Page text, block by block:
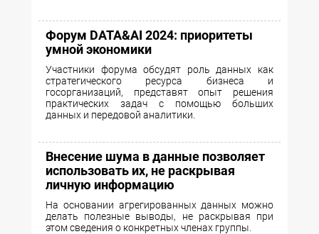
Форум DATA&AI 2024: приоритеты
умной экономики
Участники форума обсудят роль данных как
стратегического ресурса бизнеса и
госорганизаций, представят опыт решения
практических задач с помощью больших
данных и передовой аналитики.
Внесение шума в данные позволяет
использовать их, не раскрывая
личную информацию
На основании агрегированных данных можно
делать полезные выводы, не раскрывая при
этом сведения о конкретных членах группы.